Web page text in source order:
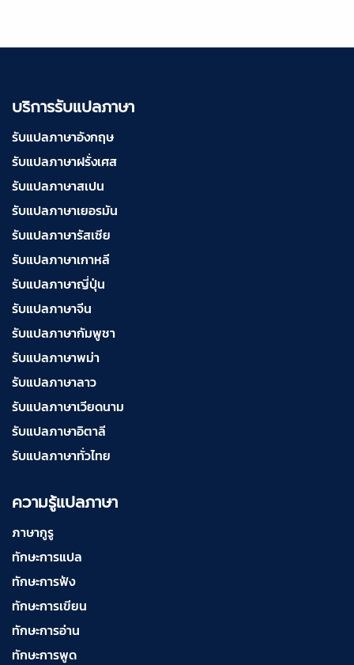
บริการรับแปลภาษาฝรั่งเศส ราคาเริ่มต้น 150฿
บริการรับแปลภาษาเยอรมัน ราคาเริ่มต้น 150฿
บริการรับแปลภาษาทั่วไทย ราคาเริ่มต้น 150฿
บริการรับแปลภาษา
รับแปลภาษาอังกฤษ
รับแปลภาษาฝรั่งเศส
รับแปลภาษาสเปน
รับแปลภาษาเยอรมัน
รับแปลภาษารัสเซีย
รับแปลภาษาเกาหลี
รับแปลภาษาญี่ปุ่น
รับแปลภาษาจีน
รับแปลภาษากัมพูชา
รับแปลภาษาพม่า
รับแปลภาษาลาว
รับแปลภาษาเวียดนาม
รับแปลภาษาอิตาลี
รับแปลภาษาทั่วไทย
ความรู้แปลภาษา
ภาษากูรู
ทักษะการแปล
ทักษะการฟัง
ทักษะการเขียน
ทักษะการอ่าน
ทักษะการพูด